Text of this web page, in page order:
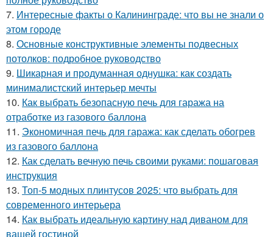
7. Интересные факты о Калининграде: что вы не знали о
этом городе
8. Основные конструктивные элементы подвесных
потолков: подробное руководство
9. Шикарная и продуманная однушка: как создать
минималистский интерьер мечты
10. Как выбрать безопасную печь для гаража на
отработке из газового баллона
11. Экономичная печь для гаража: как сделать обогрев
из газового баллона
12. Как сделать вечную печь своими руками: пошаговая
инструкция
13. Топ-5 модных плинтусов 2025: что выбрать для
современного интерьера
14. Как выбрать идеальную картину над диваном для
вашей гостиной